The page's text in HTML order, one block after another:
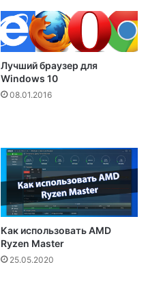
Лучший браузер для
Windows 10
08.01.2016
Как использовать AMD
Ryzen Master
25.05.2020